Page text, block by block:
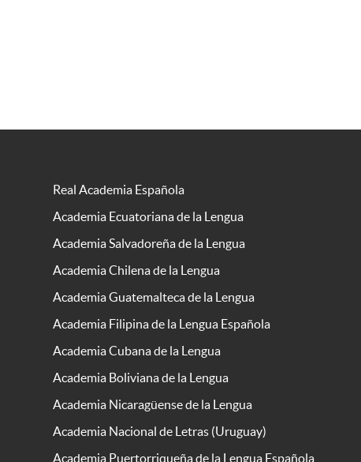
Real Academia Española
Academia Ecuatoriana de la Lengua
Academia Salvadoreña de la Lengua
Academia Chilena de la Lengua
Academia Guatemalteca de la Lengua
Academia Filipina de la Lengua Española
Academia Cubana de la Lengua
Academia Boliviana de la Lengua
Academia Nicaragüense de la Lengua
Academia Nacional de Letras (Uruguay)
Academia Puertorriqueña de la Lengua Española